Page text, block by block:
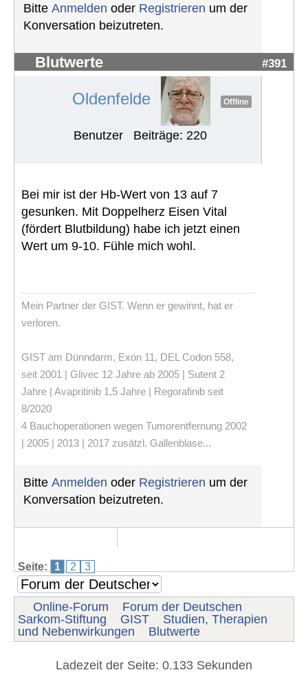
Bitte Anmelden oder Registrieren um der
Konversation beizutreten.
Blutwerte #391
Oldenfelde Offline
Benutzer Beiträge: 220
Bei mir ist der Hb-Wert von 13 auf 7
gesunken. Mit Doppelherz Eisen Vital
(fördert Blutbildung) habe ich jetzt einen
Wert um 9-10. Fühle mich wohl.
Mein Partner der GIST. Wenn er gewinnt, hat er
verloren.
GIST am Dünndarm, Exon 11, DEL Codon 558,
seit 2001 | Glivec 12 Jahre ab 2005 | Sutent 2
Jahre | Avapritinib 1,5 Jahre | Regorafinib seit
8/2020
4 Bauchoperationen wegen Tumorentfernung 2002
| 2005 | 2013 | 2017 zusätzl. Gallenblase...
Bitte Anmelden oder Registrieren um der
Konversation beizutreten.
Seite: 1 2 3
Online-Forum
Forum der Deutschen
Sarkom-Stiftung
GIST
Studien, Therapien
und Nebenwirkungen
Blutwerte
Ladezeit der Seite: 0.133 Sekunden